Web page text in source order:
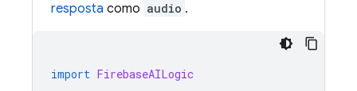
resposta como audio .
import FirebaseAILogic